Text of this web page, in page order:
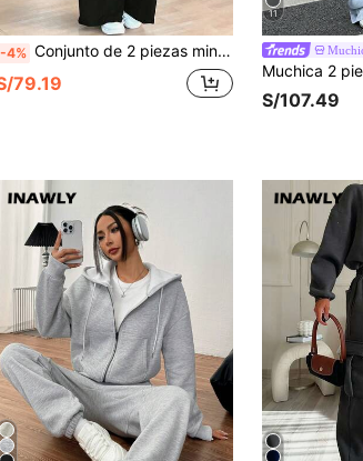
-4% Conjunto de 2 piezas minimalista de otoño para ir al trabajo casual para mujer: Top de manga larga con cuello de solapa y pantalones de pierna recta con cintura elástica y bolsillos en color negro
79.19
11
S/107.49